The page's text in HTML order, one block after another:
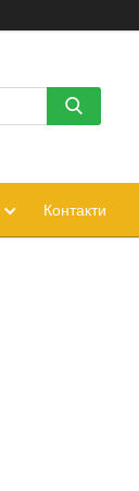
Контакти